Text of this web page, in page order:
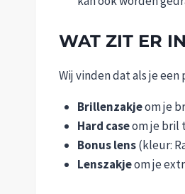
WAT ZIT ER
Wij vinden dat als je
Brillenzakjeom je
Hard caseom je bril
Bonus lens(kleur:
Lenszakjeom je